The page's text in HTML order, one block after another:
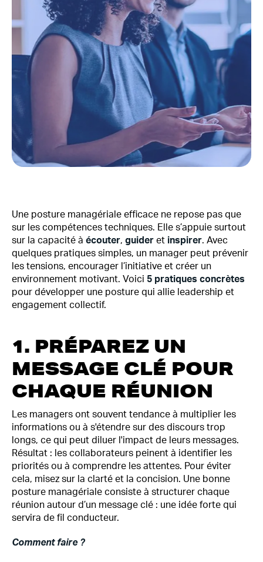
Une posture managériale efficace ne repose pas que
sur les compétences techniques. Elle s’appuie surtout
sur la capacité à écouter, guider et inspirer. Avec
quelques pratiques simples, un manager peut prévenir
les tensions, encourager l’initiative et créer un
environnement motivant. Voici 5 pratiques concrètes
pour développer une posture qui allie leadership et
engagement collectif.
1. PRÉPAREZ UN
MESSAGE CLÉ POUR
CHAQUE RÉUNION
Les managers ont souvent tendance à multiplier les
informations ou à s'étendre sur des discours trop
longs, ce qui peut diluer l'impact de leurs messages.
Résultat : les collaborateurs peinent à identifier les
priorités ou à comprendre les attentes. Pour éviter
cela, misez sur la clarté et la concision. Une bonne
posture managériale consiste à structurer chaque
réunion autour d’un message clé : une idée forte qui
servira de fil conducteur.
Comment faire ?